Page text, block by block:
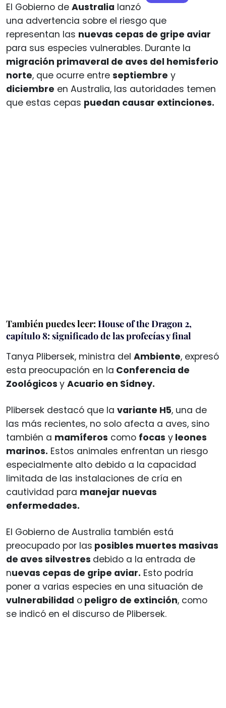
El Gobierno de Australia lanzó
una advertencia sobre el riesgo que
representan las nuevas cepas de gripe aviar
para sus especies vulnerables. Durante la
migración primaveral de aves del hemisferio
norte, que ocurre entre septiembre y
diciembre en Australia, las autoridades temen
que estas cepas puedan causar extinciones.
También puedes leer: House of the Dragon 2,
capítulo 8: significado de las profecías y final
Tanya Plibersek, ministra del Ambiente, expresó
esta preocupación en la Conferencia de
Zoológicos y Acuario en Sídney.
Plibersek destacó que la variante H5, una de
las más recientes, no solo afecta a aves, sino
también a mamíferos como focas y leones
marinos. Estos animales enfrentan un riesgo
especialmente alto debido a la capacidad
limitada de las instalaciones de cría en
cautividad para manejar nuevas
enfermedades.
El Gobierno de Australia también está
preocupado por las posibles muertes masivas
de aves silvestres debido a la entrada de
nuevas cepas de gripe aviar. Esto podría
poner a varias especies en una situación de
vulnerabilidad o peligro de extinción, como
se indicó en el discurso de Plibersek.